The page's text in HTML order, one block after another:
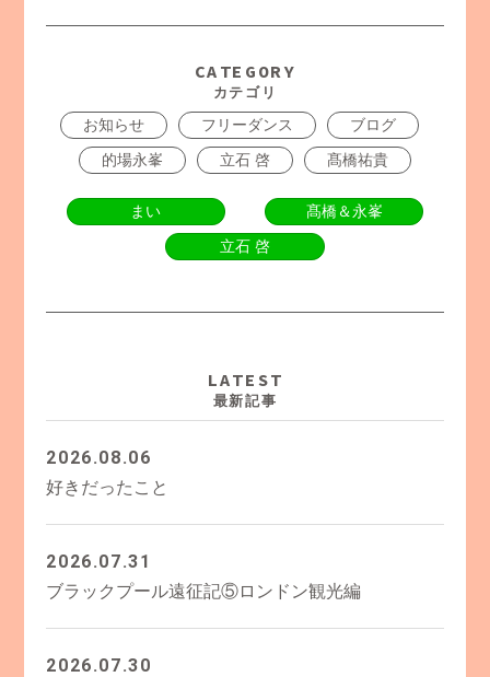
CATEGORY
カテゴリ
お知らせ フリーダンス
ブログ
的場永峯
立石 啓 髙橋祐貴
まい
髙橋＆永峯
立石 啓
LATEST
最新記事
2026.08.06
好きだったこと
2026.07.31
ブラックプール遠征記⑤ロンドン観光編
2026.07.30